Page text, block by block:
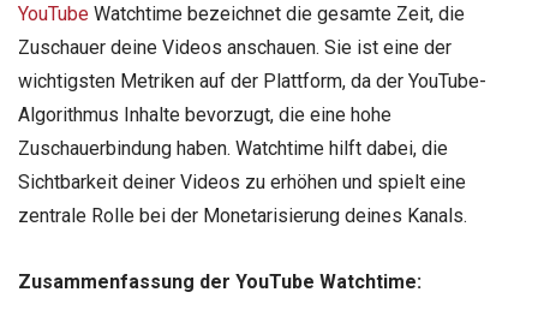
YouTube Watchtime bezeichnet die gesamte Zeit, die
Zuschauer deine Videos anschauen. Sie ist eine der
wichtigsten Metriken auf der Plattform, da der YouTube-
Algorithmus Inhalte bevorzugt, die eine hohe
Zuschauerbindung haben. Watchtime hilft dabei, die
Sichtbarkeit deiner Videos zu erhöhen und spielt eine
zentrale Rolle bei der Monetarisierung deines Kanals.
Zusammenfassung der YouTube Watchtime: